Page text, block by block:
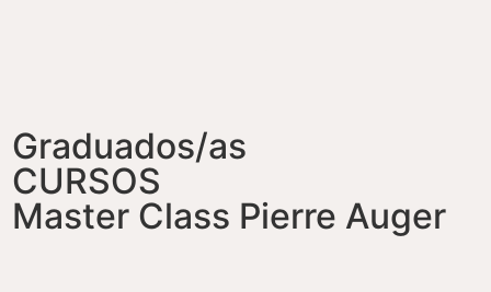
Graduados/as
CURSOS
Master Class Pierre Auger